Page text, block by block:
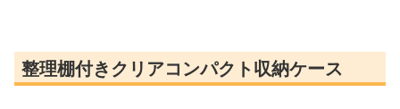
整理棚付きクリアコンパクト収納ケース